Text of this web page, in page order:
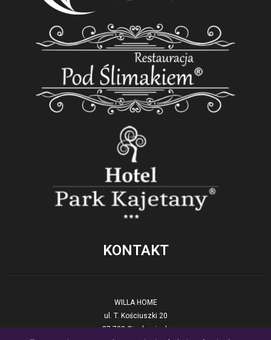
KONTAKT
WILLA HOME
ul. T. Kościuszki 20
87-720 Ciechocinek